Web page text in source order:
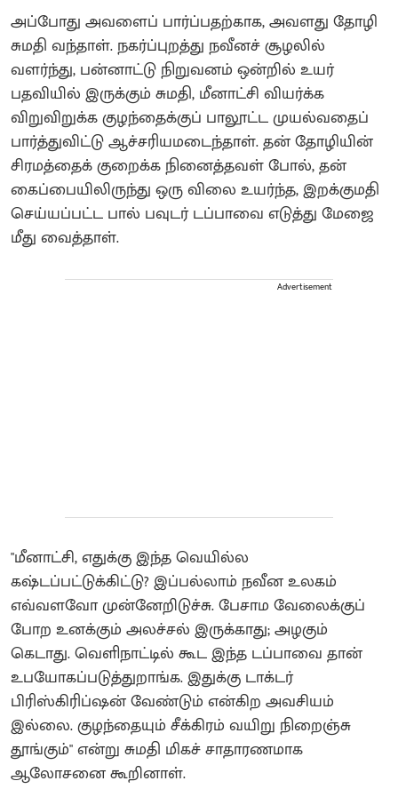
​அப்போது அவளைப் பார்ப்பதற்காக, அவளது தோழி
சுமதி வந்தாள். நகர்ப்புறத்து நவீனச் சூழலில்
வளர்ந்து, பன்னாட்டு நிறுவனம் ஒன்றில் உயர்
பதவியில் இருக்கும் சுமதி, மீனாட்சி வியர்க்க
விறுவிறுக்க குழந்தைக்குப் பாலூட்ட முயல்வதைப்
பார்த்துவிட்டு ஆச்சரியமடைந்தாள். தன் தோழியின்
சிரமத்தைக் குறைக்க நினைத்தவள் போல், தன்
கைப்பையிலிருந்து ஒரு விலை உயர்ந்த, இறக்குமதி
செய்யப்பட்ட பால் பவுடர் டப்பாவை எடுத்து மேஜை
மீது வைத்தாள்.
Advertisement
​"மீனாட்சி, எதுக்கு இந்த வெயில்ல
கஷ்டப்பட்டுக்கிட்டு? இப்பல்லாம் நவீன உலகம்
எவ்வளவோ முன்னேறிடுச்சு. பேசாம வேலைக்குப்
போற உனக்கும் அலச்சல் இருக்காது; அழகும்
கெடாது. வெளிநாட்டில் கூட இந்த டப்பாவை தான்
உபயோகப்படுத்துறாங்க. இதுக்கு டாக்டர்
பிரிஸ்கிரிப்ஷன் வேண்டும் என்கிற அவசியம்
இல்லை. குழந்தையும் சீக்கிரம் வயிறு நிறைஞ்சு
தூங்கும்" என்று சுமதி மிகச் சாதாரணமாக
ஆலோசனை கூறினாள்.